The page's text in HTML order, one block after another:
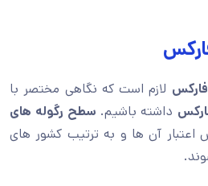
فارکس لازم است که نگاهی مختصر با
داشته باشیم. سطح رگوله های
اعتبار آن ها و به ترتیب کشور های